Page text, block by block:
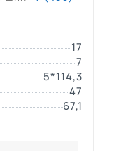
17
7
5*114,3
47
67,1